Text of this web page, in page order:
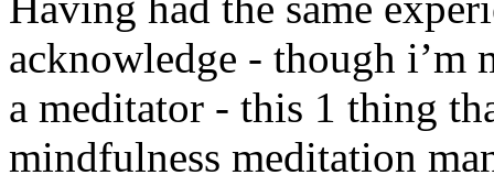
acknowledge - though i’m
a meditator - this 1 thing
mindfulness meditation